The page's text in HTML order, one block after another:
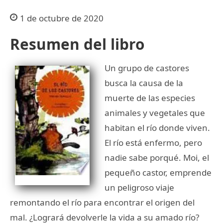
1 de octubre de 2020
Resumen del libro
Un grupo de castores
busca la causa de la
muerte de las especies
animales y vegetales que
habitan el río donde viven.
El río está enfermo, pero
nadie sabe porqué. Moi, el
pequeño castor, emprende
un peligroso viaje
remontando el río para encontrar el origen del
mal. ¿Logrará devolverle la vida a su amado río?